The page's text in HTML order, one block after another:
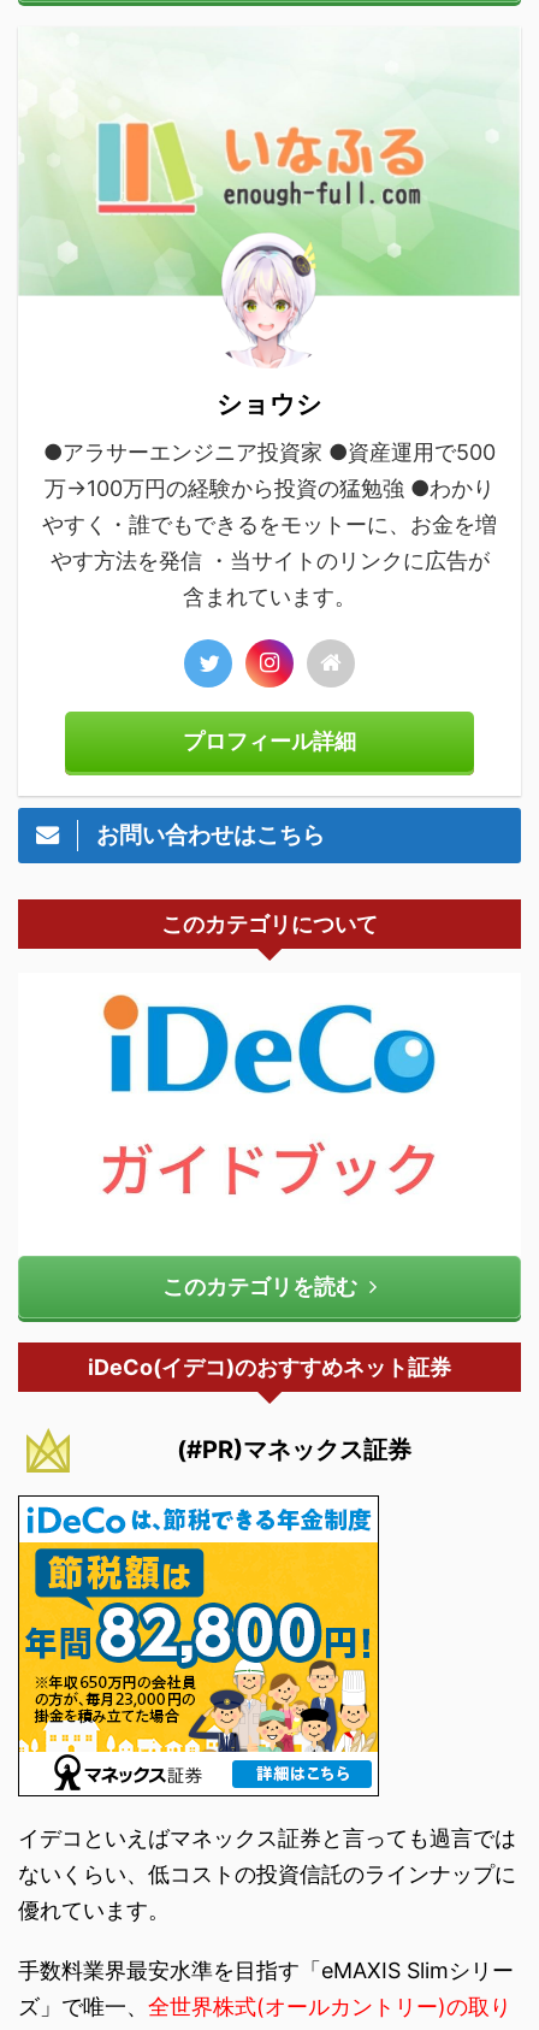
ショウシ
●アラサーエンジニア投資家 ●資産運用で500
万→100万円の経験から投資の猛勉強 ●わかり
やすく・誰でもできるをモットーに、お金を増
やす方法を発信 ・当サイトのリンクに広告が
含まれています。
プロフィール詳細
お問い合わせはこちら
このカテゴリについて
このカテゴリを読む
iDeCo(イデコ)のおすすめネット証券
(#PR)マネックス証券
イデコといえばマネックス証券と言っても過言では
ないくらい、低コストの投資信託のラインナップに
優れています。
手数料業界最安水準を目指す「eMAXIS Slimシリー
ズ」で唯一、 全世界株式(オールカントリー)の取り